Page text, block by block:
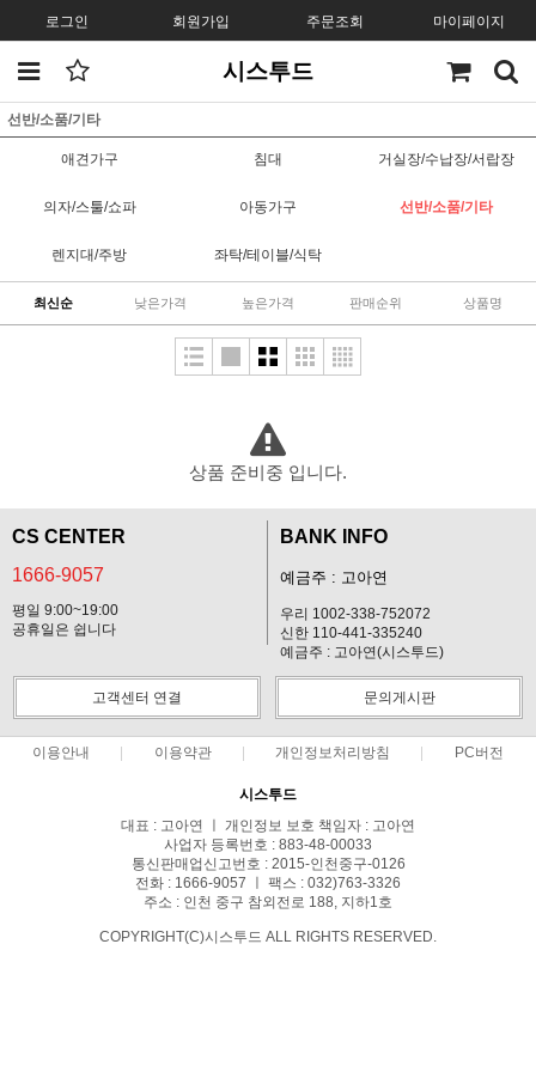
로그인 회원가입 주문조회 마이페이지
시스투드
선반/소품/기타
애견가구 침대 거실장/수납장/서랍장
의자/스툴/쇼파 아동가구 선반/소품/기타
렌지대/주방 좌탁/테이블/식탁
최신순 낮은가격 높은가격 판매순위 상품명
상품 준비중 입니다.
CS CENTER
1666-9057
평일 9:00~19:00
공휴일은 쉽니다
BANK INFO
예금주 : 고아연
우리 1002-338-752072
신한 110-441-335240
예금주 : 고아연(시스투드)
고객센터 연결 문의게시판
이용안내 이용약관 개인정보처리방침 PC버전
시스투드
대표 : 고아연 ㅣ 개인정보 보호 책임자 : 고아연
사업자 등록번호 : 883-48-00033
통신판매업신고번호 : 2015-인천중구-0126
전화 : 1666-9057 ㅣ 팩스 : 032)763-3326
주소 : 인천 중구 참외전로 188, 지하1호
COPYRIGHT(C)시스투드 ALL RIGHTS RESERVED.